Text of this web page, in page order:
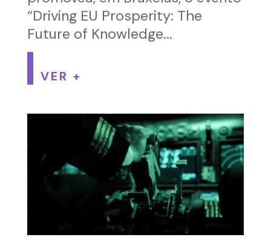
“Driving EU Prosperity: The
Future of Knowledge...
VER +